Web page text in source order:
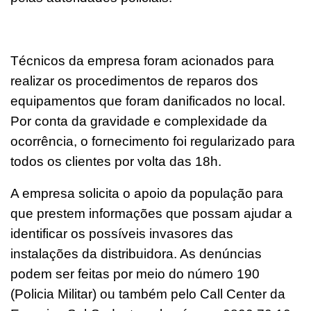
Técnicos da empresa foram acionados para
realizar os procedimentos de reparos dos
equipamentos que foram danificados no local.
Por conta da gravidade e complexidade da
ocorrência, o fornecimento foi regularizado para
todos os clientes por volta das 18h.
A empresa solicita o apoio da população para
que prestem informações que possam ajudar a
identificar os possíveis invasores das
instalações da distribuidora. As denúncias
podem ser feitas por meio do número 190
(Policia Militar) ou também pelo Call Center da